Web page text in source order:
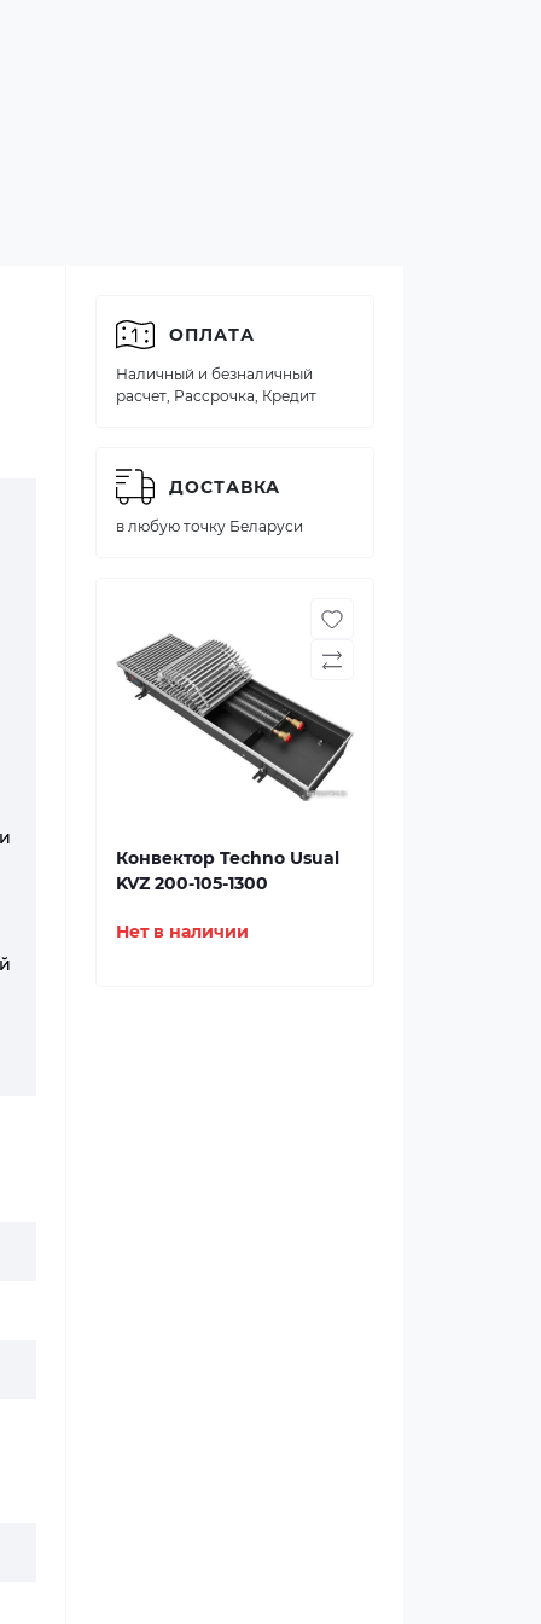
ОПЛАТА
Наличный и безналичный
расчет, Рассрочка, Кредит
ДОСТАВКА
в любую точку Беларуси
Конвектор Techno Usual
KVZ 200-105-1300
Нет в наличии